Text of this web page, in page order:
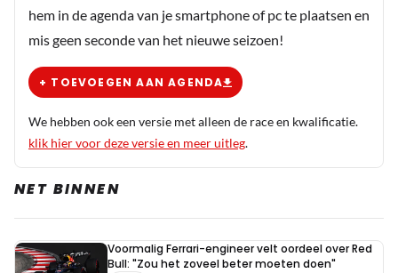
hem in de agenda van je smartphone of pc te plaatsen en
mis geen seconde van het nieuwe seizoen!
+ TOEVOEGEN AAN AGENDA
We hebben ook een versie met alleen de race en kwalificatie.
klik hier voor deze versie en meer uitleg.
NET BINNEN
Voormalig Ferrari-engineer velt oordeel over Red
Bull: "Zou het zoveel beter moeten doen"